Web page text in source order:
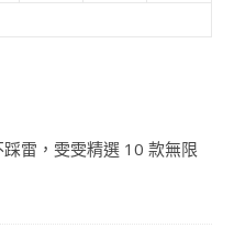
雷，雯雯精選 10 款無限